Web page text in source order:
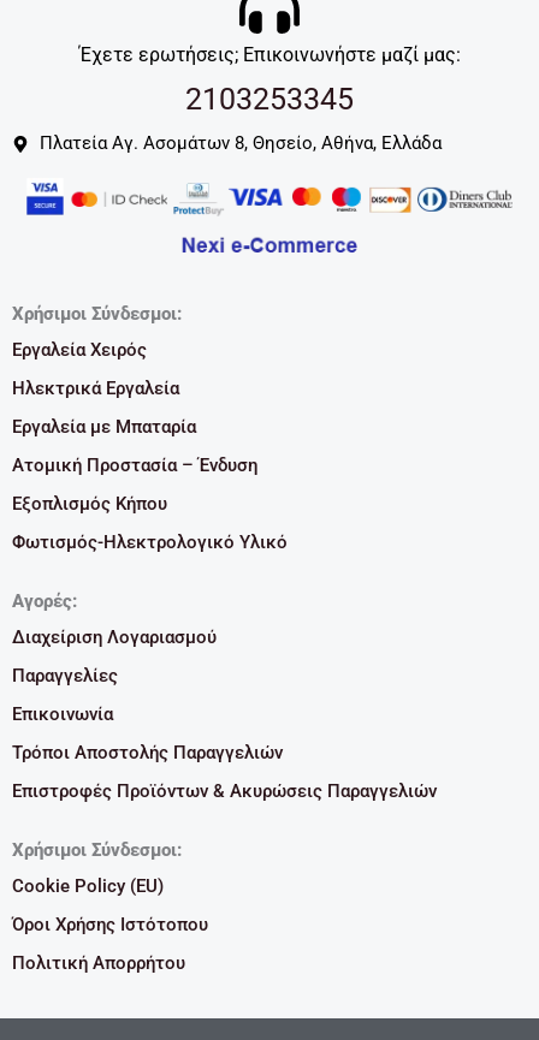
Έχετε ερωτήσεις; Επικοινωνήστε μαζί μας:
2103253345
Πλατεία Αγ. Ασομάτων 8, Θησείο, Αθήνα, Ελλάδα
Χρήσιμοι Σύνδεσμοι:
Εργαλεία Χειρός
Ηλεκτρικά Εργαλεία
Εργαλεία με Μπαταρία
Ατομική Προστασία – Ένδυση
Εξοπλισμός Κήπου
Φωτισμός-Ηλεκτρολογικό Υλικό
Αγορές:
Διαχείριση Λογαριασμού
Παραγγελίες
Επικοινωνία
Τρόποι Αποστολής Παραγγελιών
Επιστροφές Προϊόντων & Ακυρώσεις Παραγγελιών
Χρήσιμοι Σύνδεσμοι:
Cookie Policy (EU)
Όροι Χρήσης Ιστότοπου
Πολιτική Απορρήτου